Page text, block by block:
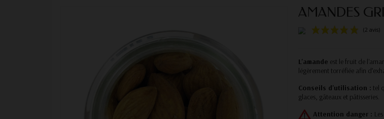
AMANDES
L'amande est le fruit de
légèrement torréfiée afin
Conseils d'utilisation : tel
glaces, gâteaux et pâtisseries.
Attention danger :